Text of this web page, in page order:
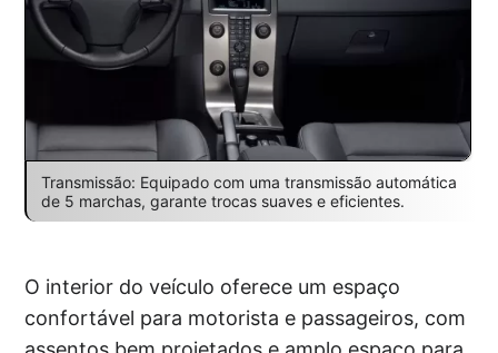
Transmissão: Equipado com uma transmissão automática
de 5 marchas, garante trocas suaves e eficientes.
O interior do veículo oferece um espaço
confortável para motorista e passageiros, com